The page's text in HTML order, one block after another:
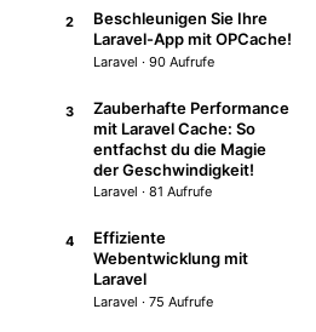
2
Beschleunigen Sie Ihre
Laravel-App mit OPCache!
Laravel · 90 Aufrufe
3
Zauberhafte Performance
mit Laravel Cache: So
entfachst du die Magie
der Geschwindigkeit!
Laravel · 81 Aufrufe
4
Effiziente
Webentwicklung mit
Laravel
Laravel · 75 Aufrufe